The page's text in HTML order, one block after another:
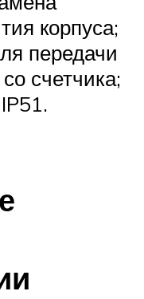
корпуса;
передачи
счетчика;